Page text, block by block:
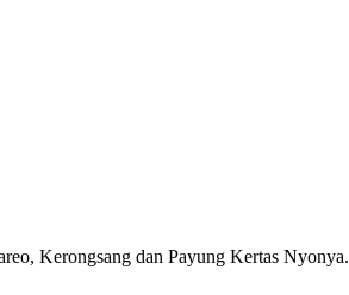
Kerongsang dan Payung Kertas Nyonya.